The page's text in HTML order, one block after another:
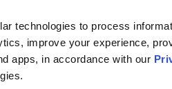
technologies to process
improve your experience,
apps, in accordance with our